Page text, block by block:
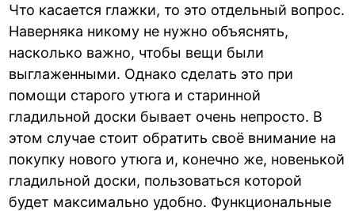
Что касается глажки, то это отдельный вопрос.
Наверняка никому не нужно объяснять,
насколько важно, чтобы вещи были
выглаженными. Однако сделать это при
помощи старого утюга и старинной
гладильной доски бывает очень непросто. В
этом случае стоит обратить своё внимание на
покупку нового утюга и, конечно же, новенькой
гладильной доски, пользоваться которой
будет максимально удобно. Функциональные